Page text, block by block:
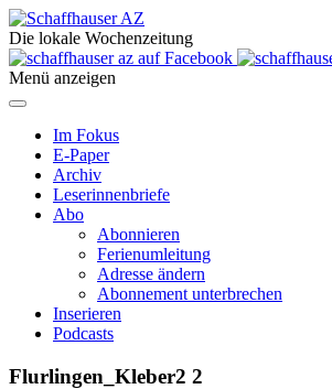
Die lokale Wochenzeitung
Menü anzeigen
Im Fokus
E-Paper
Archiv
Leserinnenbriefe
Abo
Abonnieren
Ferienumleitung
Adresse ändern
Abonnement unterbrechen
Inserieren
Podcasts
Flurlingen_Kleber2 2